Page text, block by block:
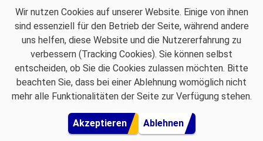
Facebook InstagramWhatsApp
Login Impressum Datenschutz
Copyright © 2026 1. SV Oberkrämer 11. Alle Rechte vorbehalten.
Wir nutzen Cookies auf unserer Website. Einige von ihnen
sind essenziell für den Betrieb der Seite, während andere
uns helfen, diese Website und die Nutzererfahrung zu
verbessern (Tracking Cookies). Sie können selbst
entscheiden, ob Sie die Cookies zulassen möchten. Bitte
beachten Sie, dass bei einer Ablehnung womöglich nicht
mehr alle Funktionalitäten der Seite zur Verfügung stehen.
Akzeptieren Ablehnen